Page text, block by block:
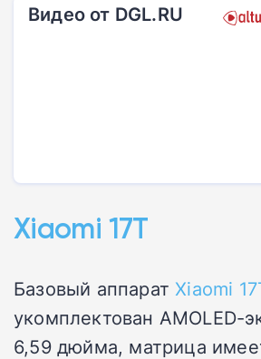
Видео от DGL.RU
Xiaomi 17T
Базовый аппаратXiaomi
укомплектован AMOLED-
6,59 дюйма, матрица